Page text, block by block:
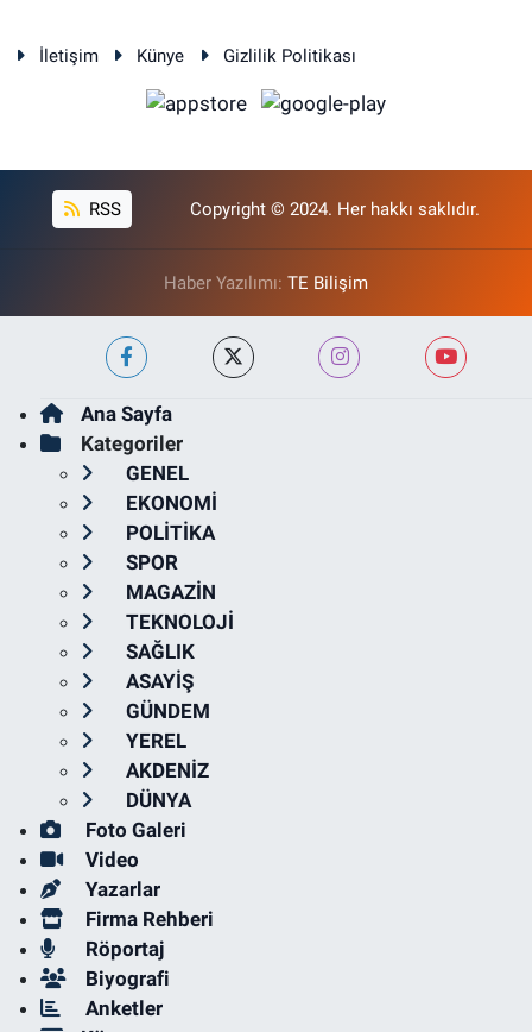
İletişim Künye Gizlilik Politikası
RSS Copyright © 2024. Her hakkı saklıdır.
Haber Yazılımı: TE Bilişim
Ana Sayfa
Kategoriler
GENEL
EKONOMİ
POLİTİKA
SPOR
MAGAZİN
TEKNOLOJİ
SAĞLIK
ASAYİŞ
GÜNDEM
YEREL
AKDENİZ
DÜNYA
Foto Galeri
Video
Yazarlar
Firma Rehberi
Röportaj
Biyografi
Anketler